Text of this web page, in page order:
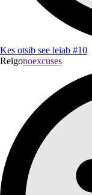
Kes otsib see leiab #10
Reigonoexcuses